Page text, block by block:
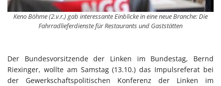
Keno Böhme (2.v.r.) gab interessante Einblicke in eine neue Branche: Die
Fahrradlieferdienste für Restaurants und Gaststätten
Der Bundesvorsitzende der Linken im Bundestag, Bernd
Riexinger, wollte am Samstag (13.10.) das Impulsreferat bei
der Gewerkschaftspolitischen Konferenz der Linken im